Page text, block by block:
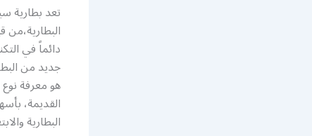
تعد بطارية
دائماً في
جديد من
هو معرفة نوع
القديمة،
البطارية